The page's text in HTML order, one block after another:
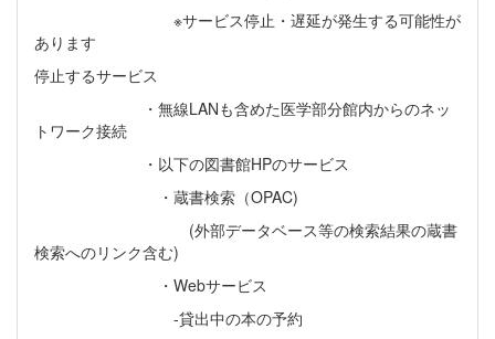
※サービス停止・遅延が発生する可能性が
あります
停止するサービス
・無線LANも含めた医学部分館内からのネッ
トワーク接続
・以下の図書館HPのサービス
・蔵書検索（OPAC)
(外部データベース等の検索結果の蔵書
検索へのリンク含む)
・Webサービス
‐貸出中の本の予約